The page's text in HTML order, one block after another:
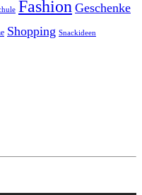
Fashion Geschenke
Shopping Snackideen